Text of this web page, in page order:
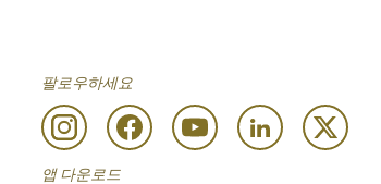
팔로우하세요
앱 다운로드